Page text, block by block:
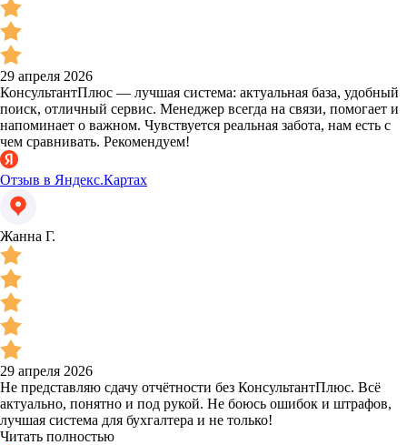
29 апреля 2026
КонсультантПлюс — лучшая система: актуальная база, удобный
поиск, отличный сервис. Менеджер всегда на связи, помогает и
напоминает о важном. Чувствуется реальная забота, нам есть с
чем сравнивать. Рекомендуем!
Отзыв в Яндекс.Картах
Жанна Г.
29 апреля 2026
Не представляю сдачу отчётности без КонсультантПлюс. Всё
актуально, понятно и под рукой. Не боюсь ошибок и штрафов,
лучшая система для бухгалтера и не только!
Читать полностью